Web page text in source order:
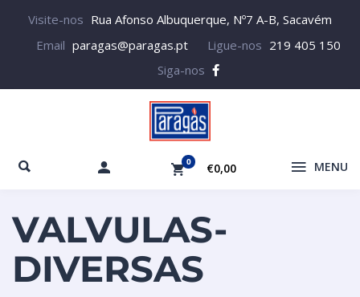
Visite-nos Rua Afonso Albuquerque, Nº7 A-B, Sacavém
Email paragas@paragas.pt Ligue-nos 219 405 150
Siga-nos
0 €0,00 MENU
VALVULAS-
DIVERSAS